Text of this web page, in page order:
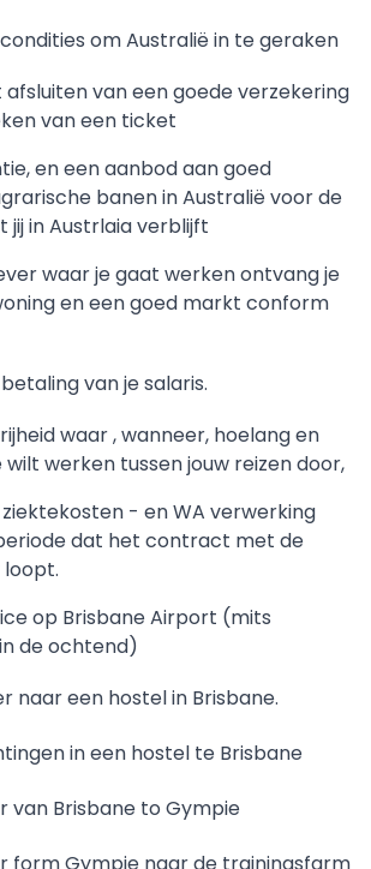
om Australië in te geraken
afsluiten van een goede verzekering
van een ticket
en een aanbod aan goed
banen in Australië voor de
jij in Austrlaia verblijft
waar je gaat werken ontvang je
en een goed markt conform
van je salaris.
waar , wanneer, hoelang en
werken tussen jouw reizen door,
ziektekosten - en WA verwerking
dat het contract met de
op Brisbane Airport (mits
de ochtend)
naar een hostel in Brisbane.
in een hostel te Brisbane
van Brisbane to Gympie
form Gympie naar de trainingsfarm